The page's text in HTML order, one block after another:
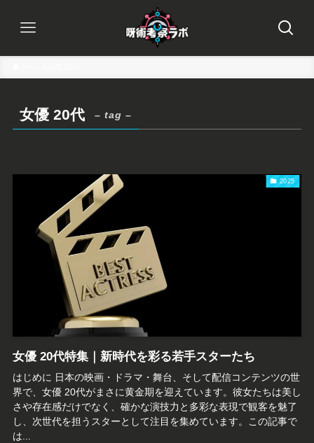
女優 20代 – tag –
2025
女優 20代特集｜新時代を彩る若手スターたち
はじめに 日本の映画・ドラマ・舞台、そして配信コンテンツの世
界で、女優 20代がまさに黄金期を迎えています。彼女たちは美し
さや存在感だけでなく、確かな演技力と多彩な表現で観客を魅了
し、次世代を担うスターとして注目を集めています。この記事で
は...